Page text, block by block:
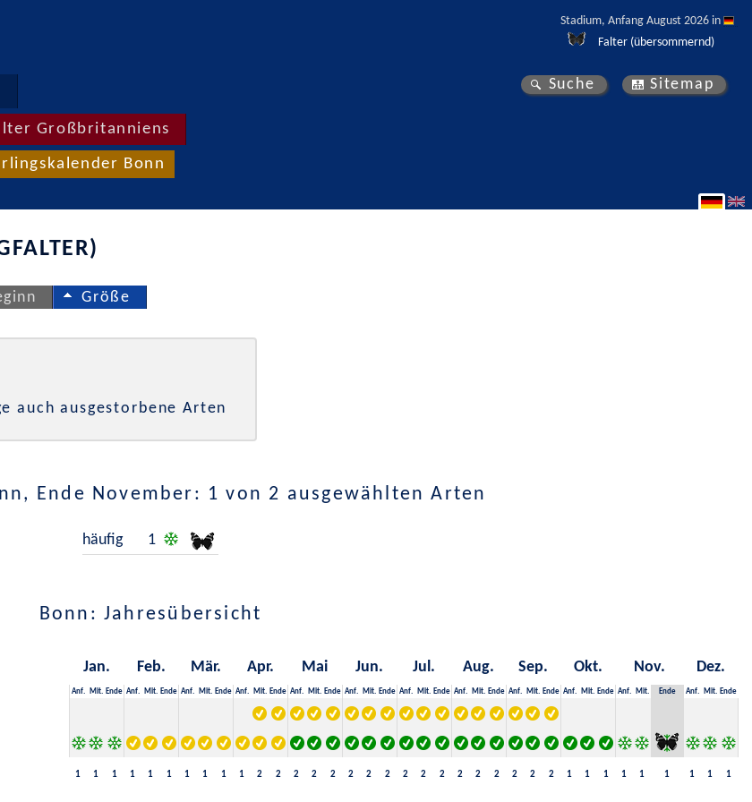
Stadium, Anfang August 2026 in
Falter (übersommernd)
Großbritanniens
Bonn
Suche Sitemap
Größe
auch ausgestorbene Arten
Ende November: 1 von 2 ausgewählten Arten
häufig 1
Bonn: Jahresübersicht
Jan. Feb. Mär. Apr. Mai Jun. Jul. Aug. Sep. Okt. Nov. Dez.
Anf. Mit. Ende Anf. Mit. Ende Anf. Mit. Ende Anf. Mit. Ende Anf. Mit. Ende Anf. Mit. Ende Anf. Mit. Ende Anf. Mit. Ende Anf. Mit. Ende Anf. Mit. Ende Anf. Mit. Ende Anf. Mit. Ende
1 1 1 1 1 1 1 1 1 1 2 2 2 2 2 2 2 2 2 2 2 2 2 2 2 2 2 1 1 1 1 1 1 1 1 1